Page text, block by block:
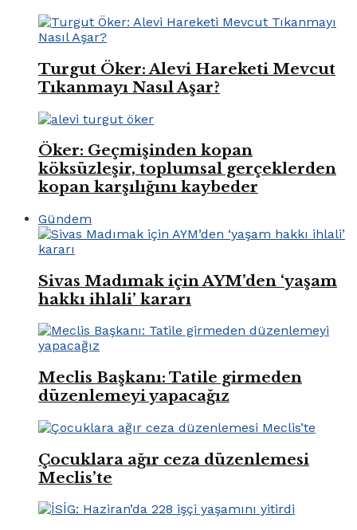
Turgut Öker: Alevi Hareketi Mevcut
Tıkanmayı Nasıl Aşar?
Öker: Geçmişinden kopan
köksüzleşir, toplumsal gerçeklerden
kopan karşılığını kaybeder
Gündem
Sivas Madımak için AYM’den ‘yaşam
hakkı ihlali’ kararı
Meclis Başkanı: Tatile girmeden
düzenlemeyi yapacağız
Çocuklara ağır ceza düzenlemesi
Meclis’te